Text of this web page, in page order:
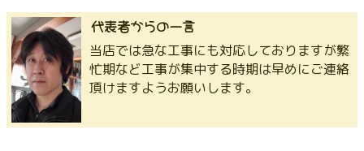
代表者からの一言
当店では急な工事にも対応しておりますが繁
忙期など工事が集中する時期は早めにご連絡
頂けますようお願いします。